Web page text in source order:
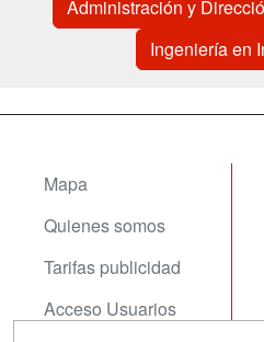
Administración y
Ingeniería en
Mapa
Quienes somos
Tarifas publicidad
Acceso Usuarios